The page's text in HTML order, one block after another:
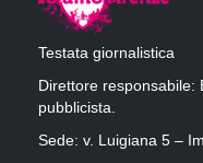
Testata giornalistica
Direttore responsabile:
pubblicista.
Sede: v. Luigiana 5 –